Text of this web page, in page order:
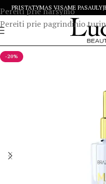
Pereiti prie naršymo
Pereiti prie pagrindinio
PRISTATYMAS VISAME
-20%